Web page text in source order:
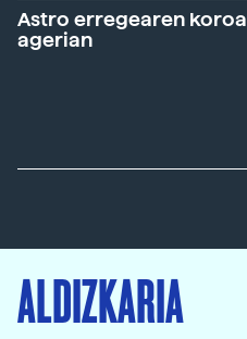
Astro erregearen koroa
agerian
ALDIZKARIA